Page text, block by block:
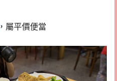
，屬平價便當